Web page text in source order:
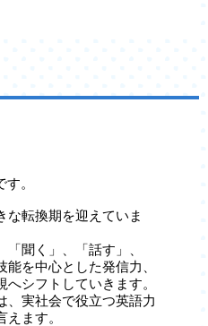
。
な転換期を迎えていま
聞く」、「話す」、
能を中心とした発信力、
シフトしていきます。
、実社会で役立つ英語力
ます。